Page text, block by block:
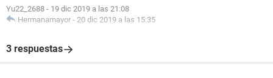
Yu22_2688 - 19 dic 2019 a las 21:08
Hermanamayor - 20 dic 2019 a las 15:35
3 respuestas